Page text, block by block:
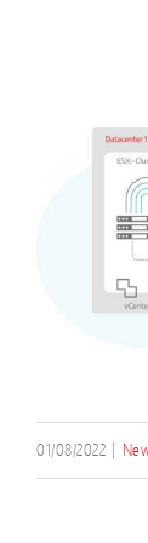
01/08/2022